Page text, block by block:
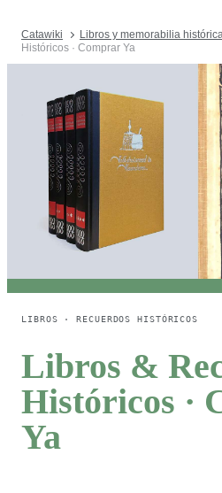
Catawiki Libros y memorabilia
Históricos · Comprar Ya
LIBROS · RECUERDOS HISTÓRICOS
Libros &
Históricos ·
Ya